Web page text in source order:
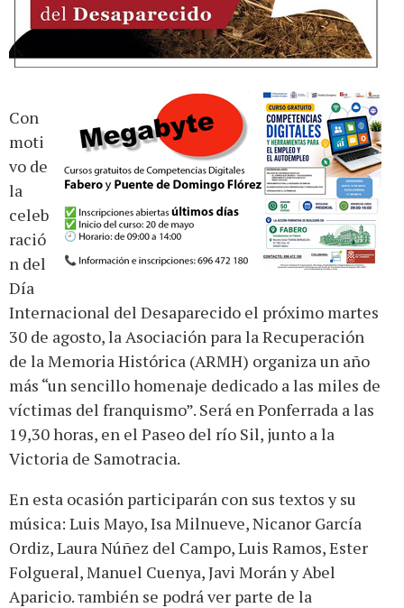
Con
moti
vo de
la
celeb
ració
n del
Día
Internacional del Desaparecido el próximo martes
30 de agosto, la Asociación para la Recuperación
de la Memoria Histórica (ARMH) organiza un año
más “un sencillo homenaje dedicado a las miles de
víctimas del franquismo”. Será en Ponferrada a las
19,30 horas, en el Paseo del río Sil, junto a la
Victoria de Samotracia.
En esta ocasión participarán con sus textos y su
música: Luis Mayo, Isa Milnueve, Nicanor García
Ordiz, Laura Núñez del Campo, Luis Ramos, Ester
Folgueral, Manuel Cuenya, Javi Morán y Abel
Aparicio. También se podrá ver parte de la